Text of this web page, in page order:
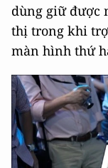
dùng giữ được
thị trong khi
màn hình thứ